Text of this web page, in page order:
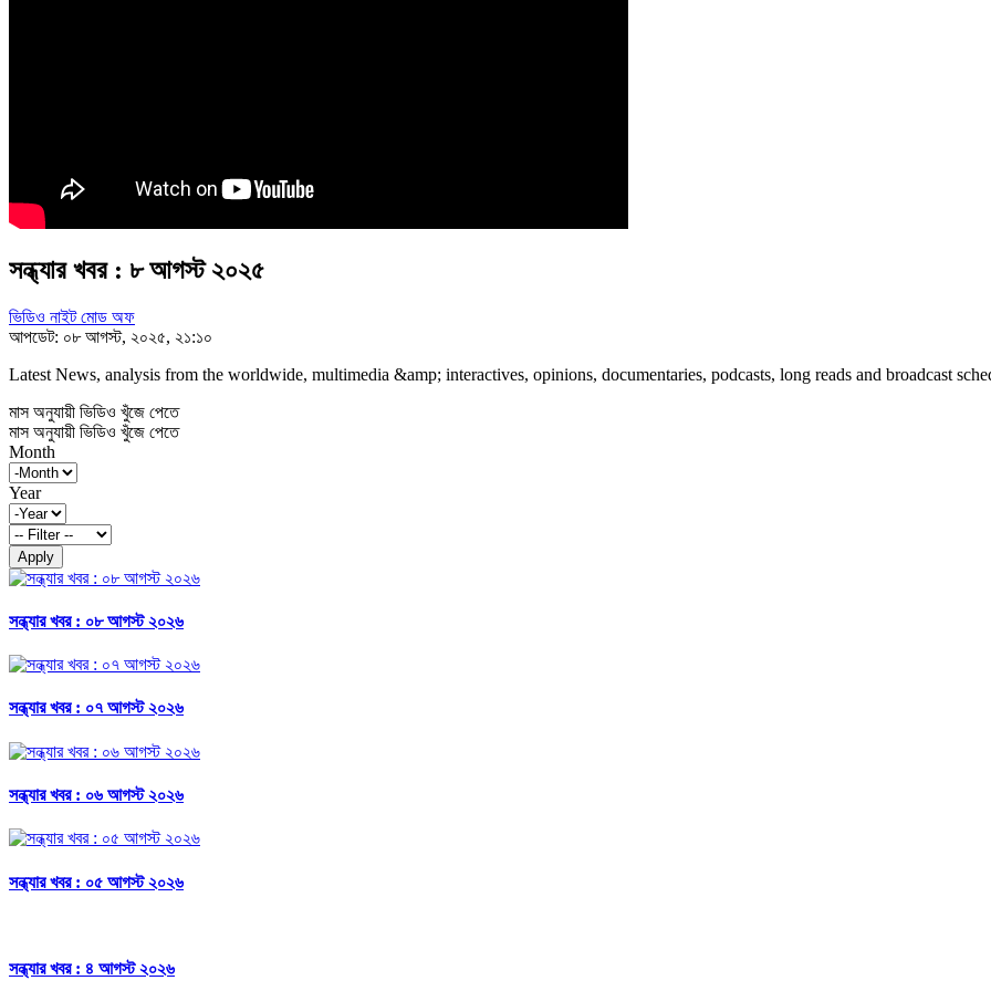
সন্ধ্যার খবর : ৮ আগস্ট ২০২৫
ভিডিও নাইট মোড অফ
আপডেট: ০৮ আগস্ট, ২০২৫, ২১:১০
Latest News, analysis from the worldwide, multimedia &amp; interactives, opinions, documentaries, podcasts, long reads and broadcast
মাস অনুযায়ী ভিডিও খুঁজে পেতে
মাস অনুযায়ী ভিডিও খুঁজে পেতে
Month
Year
Apply
সন্ধ্যার খবর : ০৮ আগস্ট ২০২৬
সন্ধ্যার খবর : ০৭ আগস্ট ২০২৬
সন্ধ্যার খবর : ০৬ আগস্ট ২০২৬
সন্ধ্যার খবর : ০৫ আগস্ট ২০২৬
সন্ধ্যার খবর : ৪ আগস্ট ২০২৬